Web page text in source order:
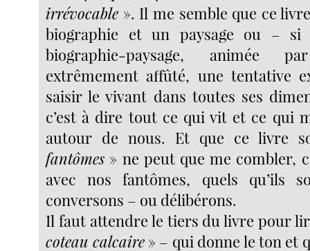
irrévocable ». Il me semble que ce
biographie et un paysage ou –
biographie-paysage, animée
extrêmement affûté, une tentative
saisir le vivant dans toutes ses
c’est à dire tout ce qui vit et ce qui
autour de nous. Et que ce livre
fantômes » ne peut que me combler,
avec nos fantômes, quels qu’ils
conversons – ou délibérons.
Il faut attendre le tiers du livre pour
coteau calcaire» – qui donne le ton et